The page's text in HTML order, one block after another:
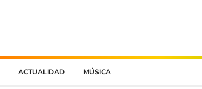
ACTUALIDAD MÚSICA